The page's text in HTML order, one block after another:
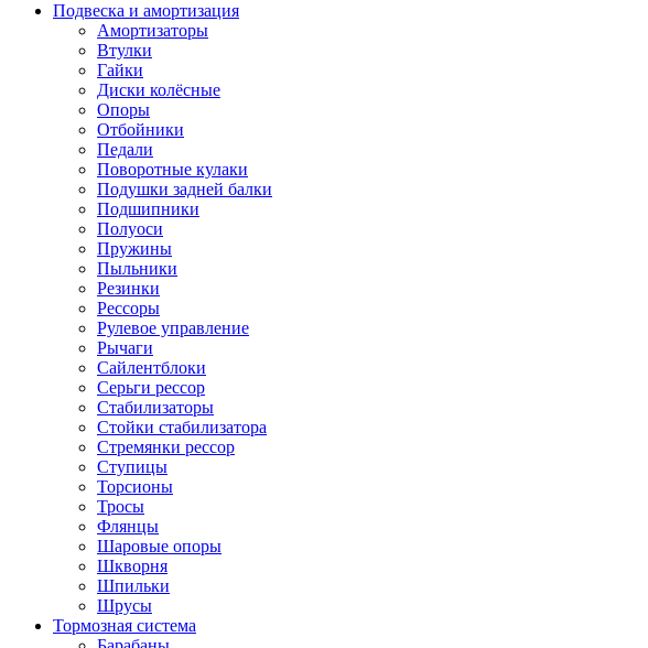
Подвеска и амортизация
Амортизаторы
Втулки
Гайки
Диски колёсные
Опоры
Отбойники
Педали
Поворотные кулаки
Подушки задней балки
Подшипники
Полуоси
Пружины
Пыльники
Резинки
Рессоры
Рулевое управление
Рычаги
Сайлентблоки
Серьги рессор
Стабилизаторы
Стойки стабилизатора
Стремянки рессор
Ступицы
Торсионы
Тросы
Флянцы
Шаровые опоры
Шкворня
Шпильки
Шрусы
Тормозная система